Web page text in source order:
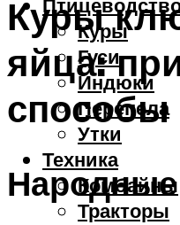
Куры
Гуси
Индюки
Перепела
Утки
Техника
Комбайны
Тракторы
Куры
яйца: